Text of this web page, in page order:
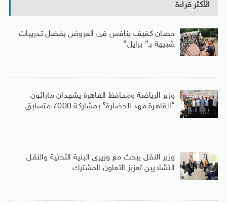
الأكثر قراءة
حصان كفيف ينافس فى العروض بفضل تدريبات
شبيهة بـ” برايل”
وزير الرياضة ومحافظ القاهرة يشهدان ماراثون
“القاهرة مهد الحضارة” بمشاركة 7000 متسابق
وزير النقل يبحث مع وزيرى البنية التحتية والنقل
التشاديين تعزيز التعاون المشترك